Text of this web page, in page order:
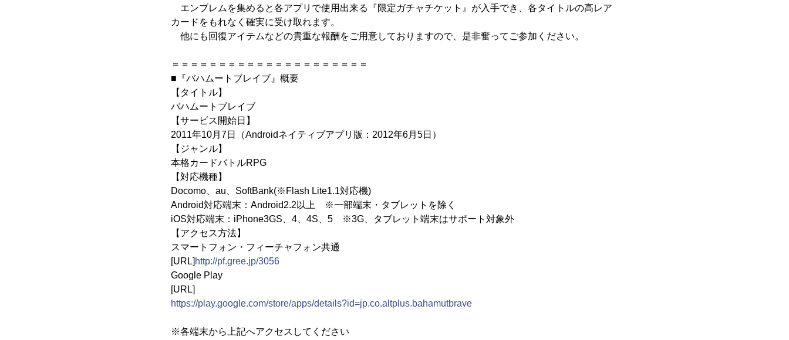
エンブレムを集めると各アプリで使用出来る『限定ガチャチケット』が入手でき、各タイトルの高レア
カードをもれなく確実に受け取れます。
他にも回復アイテムなどの貴重な報酬をご用意しておりますので、是非奮ってご参加ください。
＝＝＝＝＝＝＝＝＝＝＝＝＝＝＝＝＝＝＝＝＝
■『バハムートブレイブ』概要
【タイトル】
バハムートブレイブ
【サービス開始日】
2011年10月7日（Androidネイティブアプリ版：2012年6月5日）
【ジャンル】
本格カードバトルRPG
【対応機種】
Docomo、au、SoftBank(※Flash Lite1.1対応機)
Android対応端末：Android2.2以上 ※一部端末・タブレットを除く
iOS対応端末：iPhone3GS、4、4S、5 ※3G、タブレット端末はサポート対象外
【アクセス方法】
スマートフォン・フィーチャフォン共通
[URL] http://pf.gree.jp/3056
Google Play
[URL]
https://play.google.com/store/apps/details?id=jp.co.altplus.bahamutbrave
※各端末から上記へアクセスしてください